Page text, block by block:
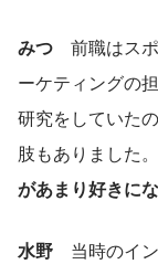
みつ 前職はス
ーケティングの
研究をしていた
肢もありました。
があまり好きに
水野 当時のイ